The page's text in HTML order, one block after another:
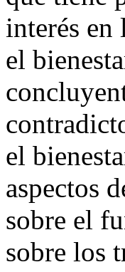
que tiene
interés en
el
el
aspectos
sobre el